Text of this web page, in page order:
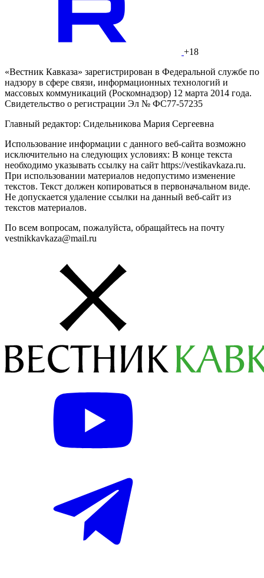
+18
«Вестник Кавказа» зарегистрирован в Федеральной службе по
надзору в сфере связи, информационных технологий и
массовых коммуникаций (Роскомнадзор) 12 марта 2014 года.
Свидетельство о регистрации Эл № ФС77-57235
Главный редактор: Сидельникова Мария Сергеевна
Использование информации с данного веб-сайта возможно
исключительно на следующих условиях: В конце текста
необходимо указывать ссылку на сайт https://vestikavkaza.ru.
При использовании материалов недопустимо изменение
текстов. Текст должен копироваться в первоначальном виде.
Не допускается удаление ссылки на данный веб-сайт из
текстов материалов.
По всем вопросам, пожалуйста, обращайтесь на почту
vestnikkavkaza@mail.ru